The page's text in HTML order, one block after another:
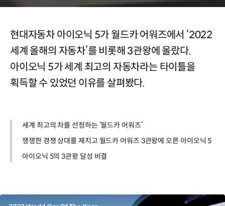
열림)
현대자동차 아이오닉 5가 월드카 어워즈에서 ‘2022
세계 올해의 자동차’를 비롯해 3관왕에 올랐다.
아이오닉 5가 세계 최고의 자동차라는 타이틀을
획득할 수 있었던 이유를 살펴봤다.
세계 최고의 차를 선정하는 ‘월드카 어워즈’
쟁쟁한 경쟁 상대를 제치고 월드카 어워즈 3관왕에 오른 아이오닉 5
아이오닉 5의 3관왕 달성 비결